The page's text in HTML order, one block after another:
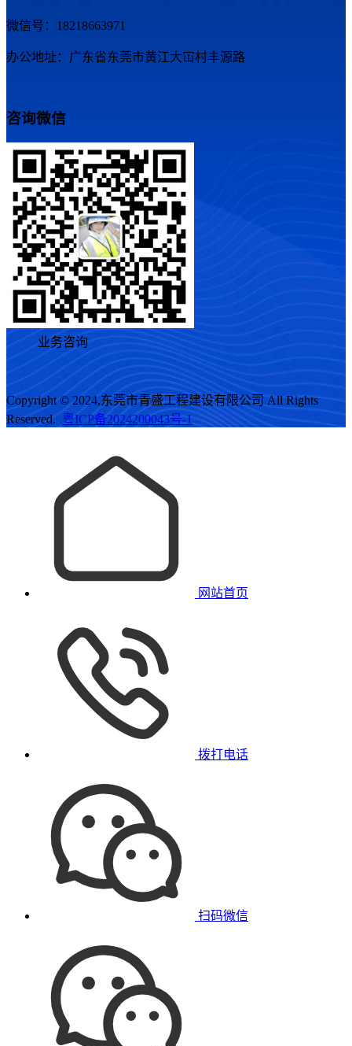
微信号：18218663971
办公地址：广东省东莞市黄江大冚村丰源路
咨询微信
业务咨询
Copyright © 2024,东莞市青盛工程建设有限公司 All Rights
Reserved. 粤ICP备2024200043号-1
网站首页
拨打电话
扫码微信